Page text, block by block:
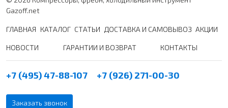
Gazoff.net
ГЛАВНАЯ КАТАЛОГ СТАТЬИ ДОСТАВКА И САМОВЫВОЗ АКЦИИ
НОВОСТИ ГАРАНТИИ И ВОЗВРАТ КОНТАКТЫ
+7 (495) 47-88-107 +7 (926) 271-00-30
Заказать звонок